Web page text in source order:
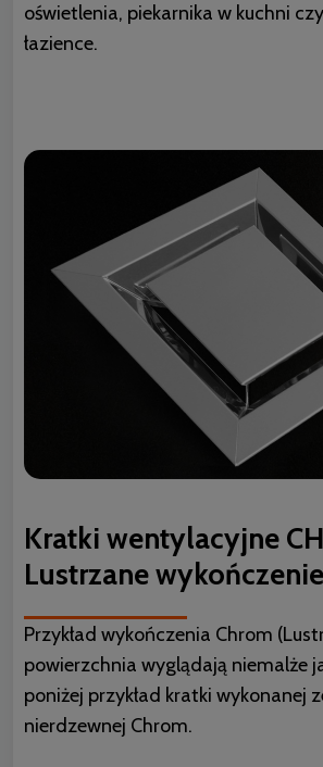
oświetlenia, piekarnika w kuchni
łazience.
Kratki wentylacyjne
Lustrzane wykończenie
Przykład wykończenia Chrom
powierzchnia wyglądają niemalże
poniżej przykład kratki wykonanej
nierdzewnej Chrom.